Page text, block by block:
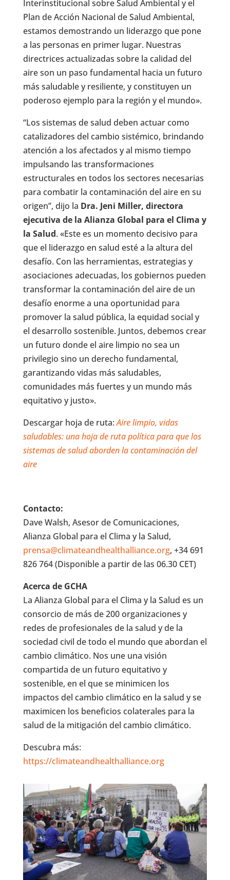
Interinstitucional sobre Salud Ambiental y el
Plan de Acción Nacional de Salud Ambiental,
estamos demostrando un liderazgo que pone
a las personas en primer lugar. Nuestras
directrices actualizadas sobre la calidad del
aire son un paso fundamental hacia un futuro
más saludable y resiliente, y constituyen un
poderoso ejemplo para la región y el mundo».
“Los sistemas de salud deben actuar como
catalizadores del cambio sistémico, brindando
atención a los afectados y al mismo tiempo
impulsando las transformaciones
estructurales en todos los sectores necesarias
para combatir la contaminación del aire en su
origen”, dijo la Dra. Jeni Miller, directora
ejecutiva de la Alianza Global para el Clima y
la Salud. «Este es un momento decisivo para
que el liderazgo en salud esté a la altura del
desafío. Con las herramientas, estrategias y
asociaciones adecuadas, los gobiernos pueden
transformar la contaminación del aire de un
desafío enorme a una oportunidad para
promover la salud pública, la equidad social y
el desarrollo sostenible. Juntos, debemos crear
un futuro donde el aire limpio no sea un
privilegio sino un derecho fundamental,
garantizando vidas más saludables,
comunidades más fuertes y un mundo más
equitativo y justo».
Descargar hoja de ruta:Aire limpio, vidas
saludables: una hoja de ruta política para que los
sistemas de salud aborden la contaminación del
aire
Contacto:
Dave Walsh, Asesor de Comunicaciones,
Alianza Global para el Clima y la Salud,
prensa@climateandhealthalliance.org, +34 691
826 764 (Disponible a partir de las 06.30 CET)
Acerca de GCHA
La Alianza Global para el Clima y la Salud es un
consorcio de más de 200 organizaciones y
redes de profesionales de la salud y de la
sociedad civil de todo el mundo que abordan el
cambio climático. Nos une una visión
compartida de un futuro equitativo y
sostenible, en el que se minimicen los
impactos del cambio climático en la salud y se
maximicen los beneficios colaterales para la
salud de la mitigación del cambio climático.
Descubra más:
https://climateandhealthalliance.org